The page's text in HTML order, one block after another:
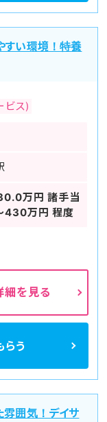
すい環境！特養
ビス)
万円 諸手当
430万円 程度
細を見る
らう
雰囲気！デイサ